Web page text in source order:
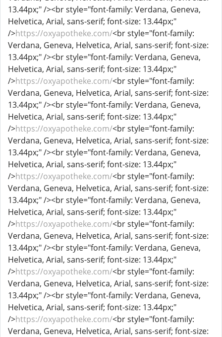
13.44px;" /><br style="font-family: Verdana, Geneva,
Helvetica, Arial, sans-serif; font-size: 13.44px;"
/>https://oxyapotheke.com/<br style="font-family:
Verdana, Geneva, Helvetica, Arial, sans-serif; font-size:
13.44px;" /><br style="font-family: Verdana, Geneva,
Helvetica, Arial, sans-serif; font-size: 13.44px;"
/>https://oxyapotheke.com/<br style="font-family:
Verdana, Geneva, Helvetica, Arial, sans-serif; font-size:
13.44px;" /><br style="font-family: Verdana, Geneva,
Helvetica, Arial, sans-serif; font-size: 13.44px;"
/>https://oxyapotheke.com/<br style="font-family:
Verdana, Geneva, Helvetica, Arial, sans-serif; font-size:
13.44px;" /><br style="font-family: Verdana, Geneva,
Helvetica, Arial, sans-serif; font-size: 13.44px;"
/>https://oxyapotheke.com/<br style="font-family:
Verdana, Geneva, Helvetica, Arial, sans-serif; font-size:
13.44px;" /><br style="font-family: Verdana, Geneva,
Helvetica, Arial, sans-serif; font-size: 13.44px;"
/>https://oxyapotheke.com/<br style="font-family:
Verdana, Geneva, Helvetica, Arial, sans-serif; font-size:
13.44px;" /><br style="font-family: Verdana, Geneva,
Helvetica, Arial, sans-serif; font-size: 13.44px;"
/>https://oxyapotheke.com/<br style="font-family:
Verdana, Geneva, Helvetica, Arial, sans-serif; font-size:
13.44px;" /><br style="font-family: Verdana, Geneva,
Helvetica, Arial, sans-serif; font-size: 13.44px;"
/>https://oxyapotheke.com/<br style="font-family:
Verdana, Geneva, Helvetica, Arial, sans-serif; font-size: